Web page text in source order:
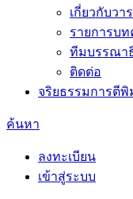
เกี่ยวกับวา
รายการบท
ทีมบรรณา
ติดต่อ
จริยธรรมการตีพิ
ค้นหา
ลงทะเบียน
เข้าสู่ระบบ